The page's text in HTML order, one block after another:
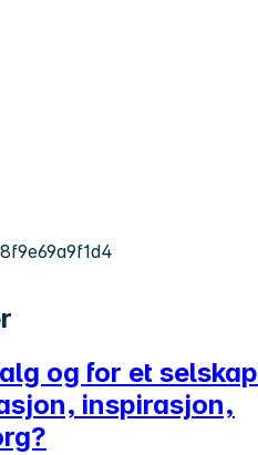
og for et selskap
inspirasjon,